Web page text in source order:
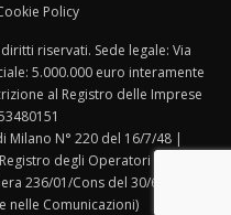
Policy
riservati. Sede legale: Via
5.000.000 euro interamente
al Registro delle Imprese
Milano N° 220 del 16/7/48 |
degli Operatori della
236/01/Cons del 30/6/2001
nelle Comunicazioni)